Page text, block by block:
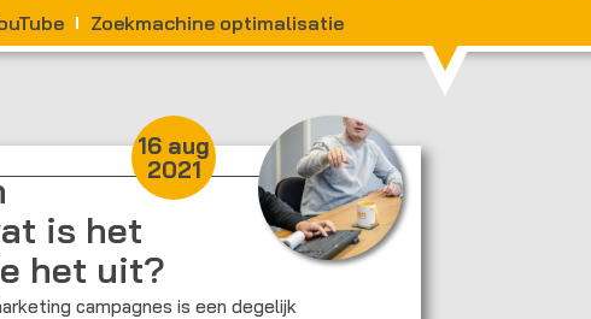
Zoekmachine optimalisatie
16 aug
2021
is het
het uit?
campagnes is een degelijk